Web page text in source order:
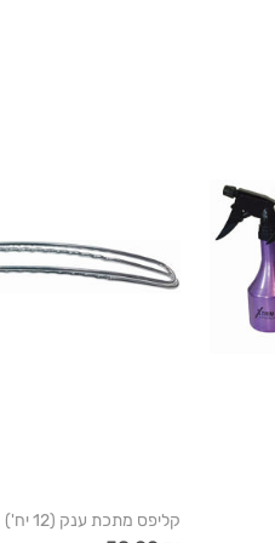
קליפס מתכת ענק (12 יח')